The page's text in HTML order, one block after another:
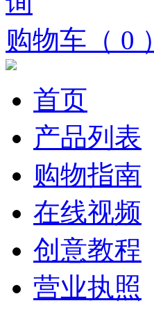
购物车（ 0 ）
首页
产品列表
购物指南
在线视频
创意教程
营业执照